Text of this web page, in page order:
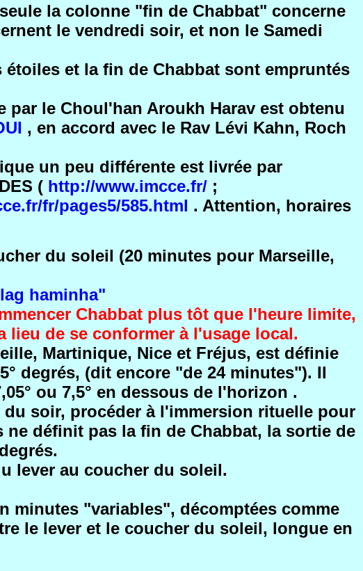
la colonne "fin de Chabbat" concerne
le vendredi soir, et non le Samedi
et la fin de Chabbat sont empruntés
le Choul'han Aroukh Harav est obtenu
, en accord avec le Rav Lévi Kahn, Roch
un peu différente est livrée par
( http://www.imcce.fr/ ;
fr/pages5/585.html . Attention, horaires
du soleil (20 minutes pour Marseille,
haminha"
Chabbat plus tôt que l'heure limite,
lieu de se conformer à l'usage local.
Martinique, Nice et Fréjus, est définie
degrés, (dit encore "de 24 minutes"). Il
ou 7,5° en dessous de l'horizon .
soir, procéder à l'immersion rituelle pour
définit pas la fin de Chabbat, la sortie de
lever au coucher du soleil.
minutes "variables", décomptées comme
le lever et le coucher du soleil, longue en